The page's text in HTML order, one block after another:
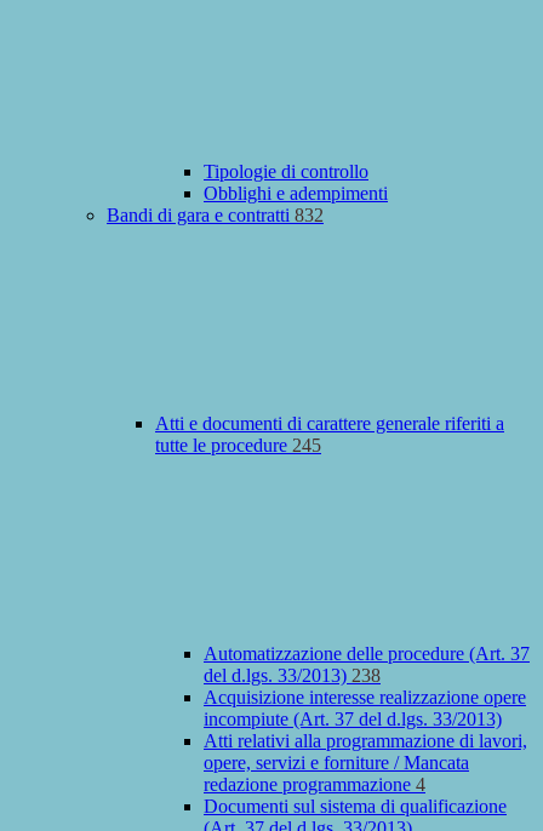
Tipologie di controllo
Obblighi e adempimenti
Bandi di gara e contratti 832
Atti e documenti di carattere generale riferiti a
tutte le procedure 245
Automatizzazione delle procedure (Art. 37
del d.lgs. 33/2013) 238
Acquisizione interesse realizzazione opere
incompiute (Art. 37 del d.lgs. 33/2013)
Atti relativi alla programmazione di lavori,
opere, servizi e forniture / Mancata
redazione programmazione 4
Documenti sul sistema di qualificazione